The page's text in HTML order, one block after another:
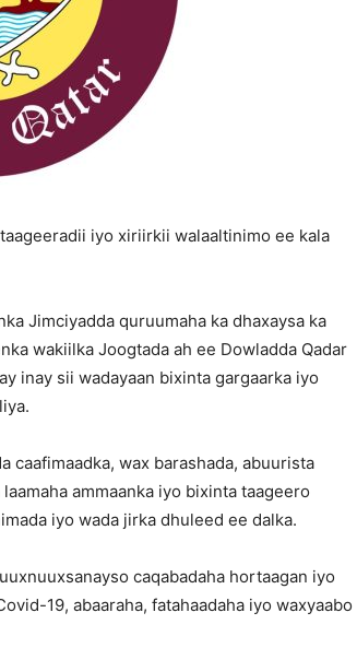
iyo xiriirkii walaaltinimo ee kala
Jimciyadda quruumaha ka dhaxaysa ka
wakiilka Joogtada ah ee Dowladda Qadar
inay sii wadayaan bixinta gargaarka iyo
caafimaadka, wax barashada, abuurista
ammaanka iyo bixinta taageero
iyo wada jirka dhuleed ee dalka.
caqabadaha hortaagan iyo
19, abaaraha, fatahaadaha iyo waxyaabo